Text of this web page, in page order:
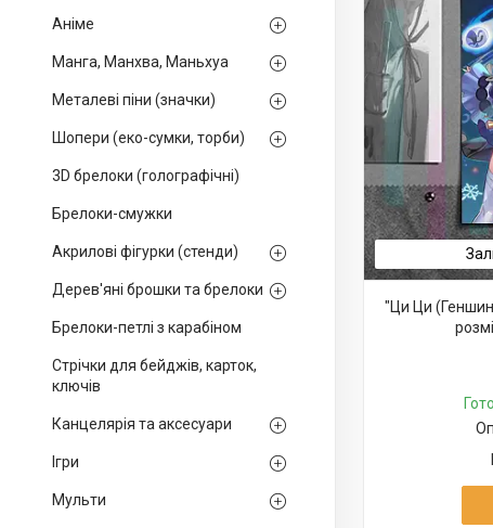
Аніме
Манга, Манхва, Маньхуа
Металеві піни (значки)
Шопери (еко-сумки, торби)
3D брелоки (голографічні)
Брелоки-смужки
Акрилові фігурки (стенди)
Дерев'яні брошки та брелоки
Брелоки-петлі з карабіном
Стрічки для бейджів, карток,
ключів
Канцелярія та аксесуари
Ігри
Мульти
"Ци Ци